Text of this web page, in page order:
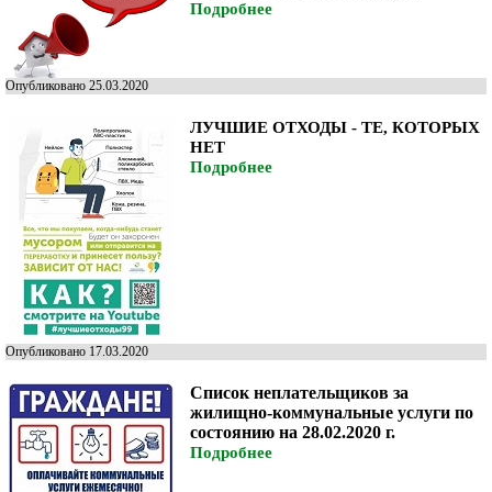
Подробнее
Опубликовано 25.03.2020
ЛУЧШИЕ ОТХОДЫ - ТЕ, КОТОРЫХ
НЕТ
Подробнее
Опубликовано 17.03.2020
Список неплательщиков за
жилищно-коммунальные услуги по
состоянию на 28.02.2020 г.
Подробнее